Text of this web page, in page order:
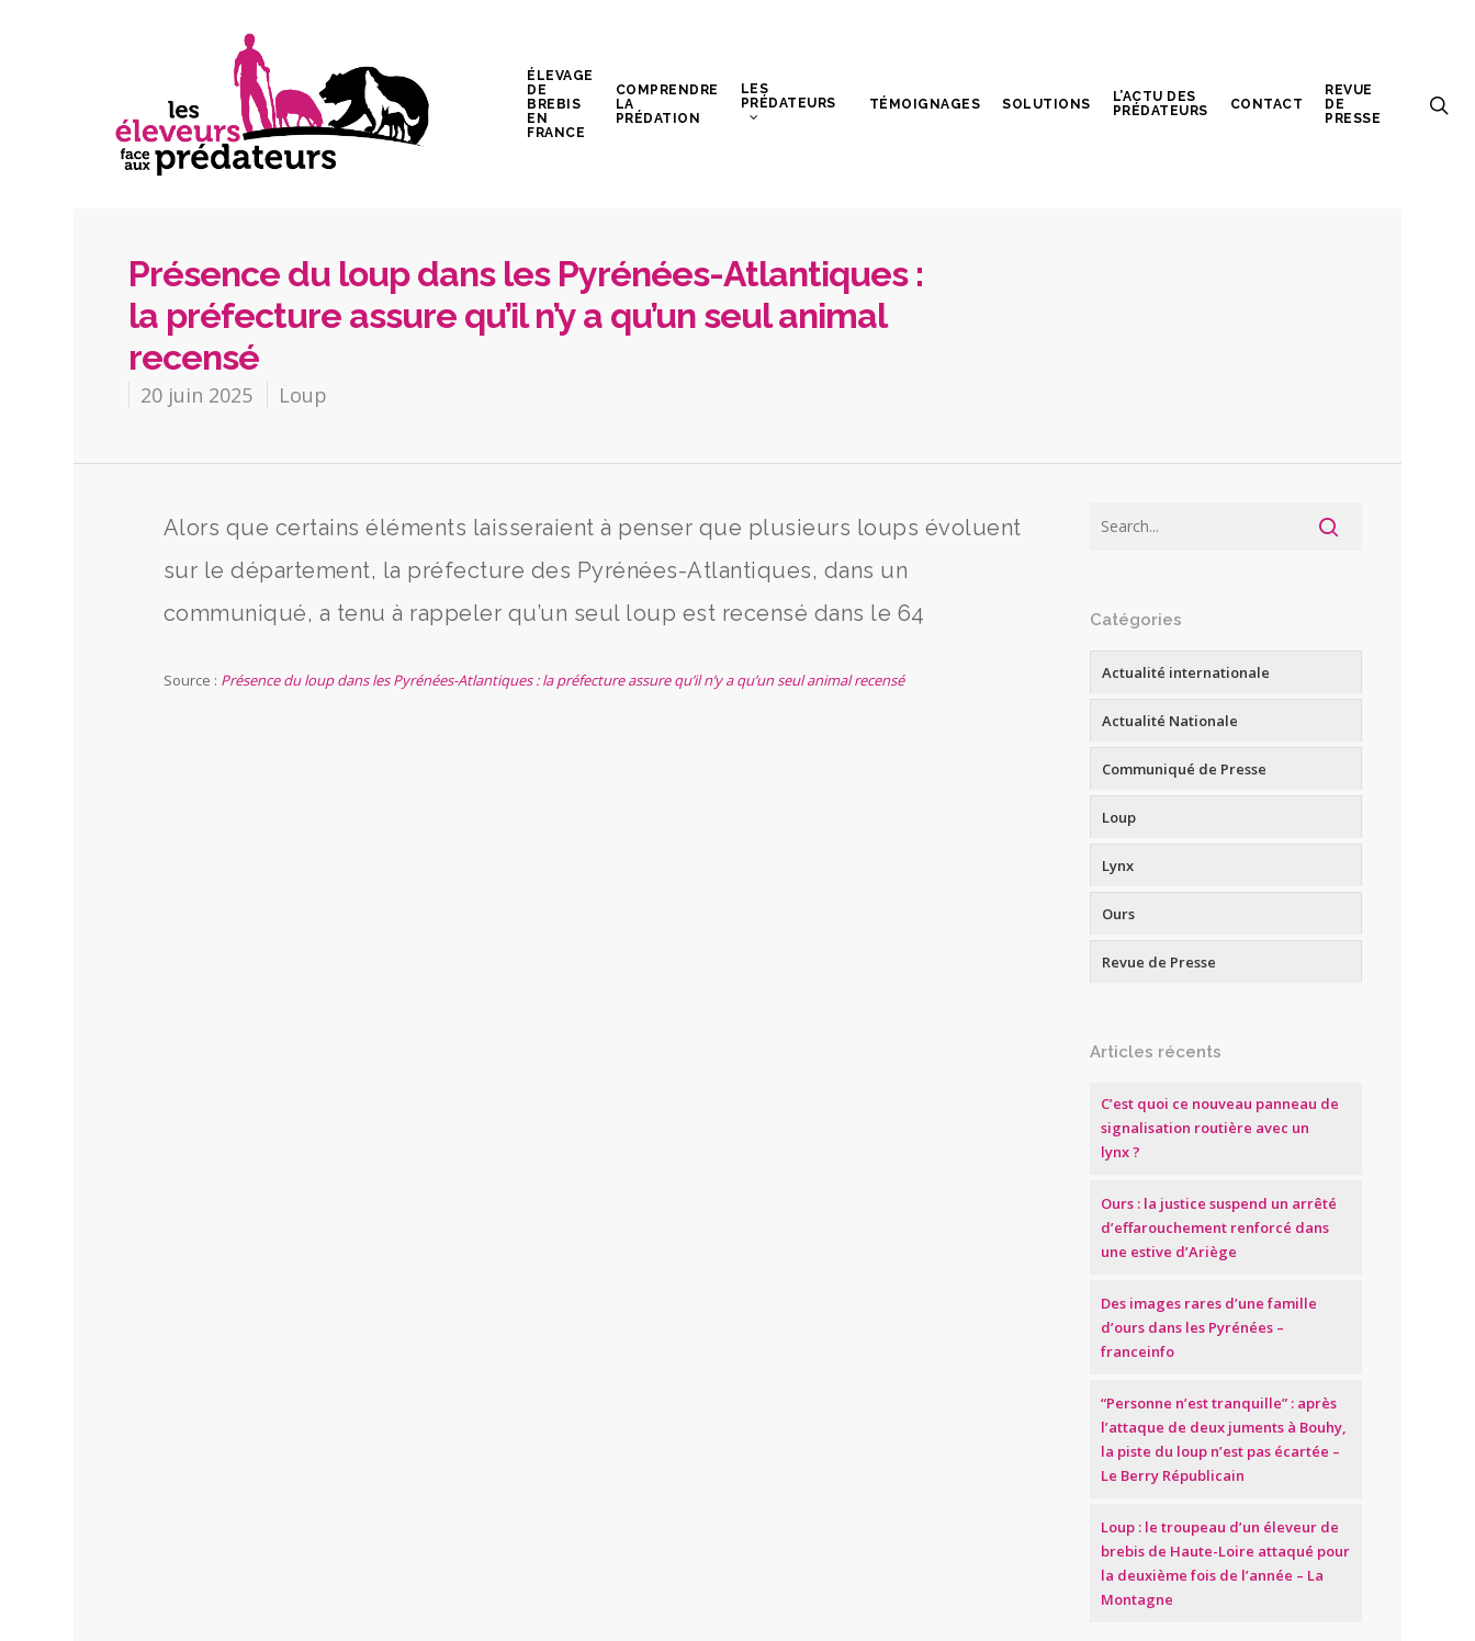
ÉLEVAGE
DE
BREBIS
EN
FRANCE
COMPRENDRE
LA
PRÉDATION
LES
PRÉDATEURS
TÉMOIGNAGES SOLUTIONS
L’ACTU DES
PRÉDATEURS
CONTACT
REVUE
DE
PRESSE
Présence du loup dans les Pyrénées-Atlantiques :
la préfecture assure qu’il n’y a qu’un seul animal
recensé
20 juin 2025 Loup
Alors que certains éléments laisseraient à penser que plusieurs loups évoluent
sur le département, la préfecture des Pyrénées-Atlantiques, dans un
communiqué, a tenu à rappeler qu’un seul loup est recensé dans le 64
Source : Présence du loup dans les Pyrénées-Atlantiques : la préfecture assure qu’il n’y a qu’un seul animal recensé
Catégories
Actualité internationale
Actualité Nationale
Communiqué de Presse
Loup
Lynx
Ours
Revue de Presse
Articles récents
C’est quoi ce nouveau panneau de
signalisation routière avec un
lynx ?
Ours : la justice suspend un arrêté
d’effarouchement renforcé dans
une estive d’Ariège
Des images rares d’une famille
d’ours dans les Pyrénées –
franceinfo
“Personne n’est tranquille” : après
l’attaque de deux juments à Bouhy,
la piste du loup n’est pas écartée –
Le Berry Républicain
Loup : le troupeau d’un éleveur de
brebis de Haute-Loire attaqué pour
la deuxième fois de l’année – La
Montagne